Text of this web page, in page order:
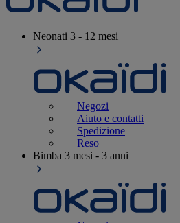
Neonati 3 - 12 mesi
Negozi
Aiuto e contatti
Spedizione
Reso
Bimba 3 mesi - 3 anni